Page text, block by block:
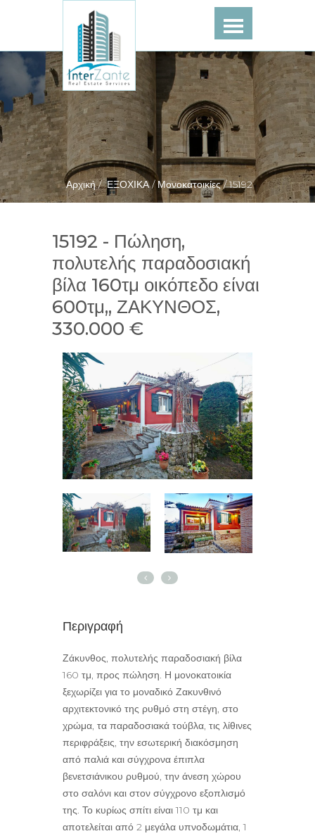
Αρχική / ΕΞΟΧΙΚΑ /Μονοκατοικίες /15192
15192 - Πώληση,
πολυτελής παραδοσιακή
βίλα 160τμ οικόπεδο είναι
600τμ,, ΖΑΚΥΝΘΟΣ,
330.000 €
Περιγραφή
Ζάκυνθος, πολυτελής παραδοσιακή βίλα
160 τμ, προς πώληση. Η μονοκατοικία
ξεχωρίζει για το μοναδικό Ζακυνθινό
αρχιτεκτονικό της ρυθμό στη στέγη, στο
χρώμα, τα παραδοσιακά τούβλα, τις λίθινες
περιφράξεις, την εσωτερική διακόσμηση
από παλιά και σύγχρονα έπιπλα
βενετσιάνικου ρυθμού, την άνεση χώρου
στο σαλόνι και στον σύγχρονο εξοπλισμό
της. Το κυρίως σπίτι είναι 110 τμ και
αποτελείται από 2 μεγάλα υπνοδωμάτια, 1